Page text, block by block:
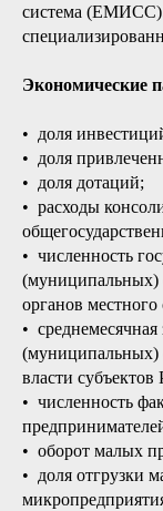
система (ЕМИСС).
Экономические
• доля
• доля
• доля дотаций;
• расходы
• численность
(муниципальных)
органов
• среднемесячная
(муниципальных)
власти
• численность
• оборот малых
• доля отгрузки